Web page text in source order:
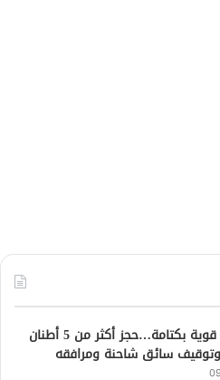
ضربة أمنية قوية بكتامة…حجز أكثر من 5 أطنان
سائق شاحنة ومرافقه